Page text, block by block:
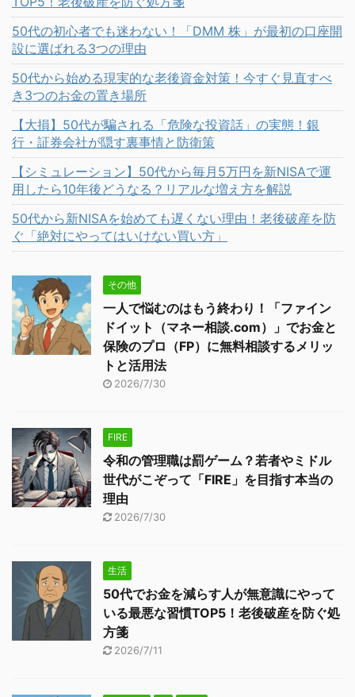
50代の初心者でも迷わない！「DMM 株」が最初の口座開
設に選ばれる3つの理由
50代から始める現実的な老後資金対策！今すぐ見直すべ
き3つのお金の置き場所
【大損】50代が騙される「危険な投資話」の実態！銀
行・証券会社が隠す裏事情と防衛策
【シミュレーション】50代から毎月5万円を新NISAで運
用したら10年後どうなる？リアルな増え方を解説
50代から新NISAを始めても遅くない理由！老後破産を防
ぐ「絶対にやってはいけない買い方」
その他
一人で悩むのはもう終わり！「ファイン
ドイット（マネー相談.com）」でお金と
保険のプロ（FP）に無料相談するメリッ
トと活用法
2026/7/30
FIRE
令和の管理職は罰ゲーム？若者やミドル
世代がこぞって「FIRE」を目指す本当の
理由
2026/7/30
生活
50代でお金を減らす人が無意識にやって
いる最悪な習慣TOP5！老後破産を防ぐ処
方箋
2026/7/11